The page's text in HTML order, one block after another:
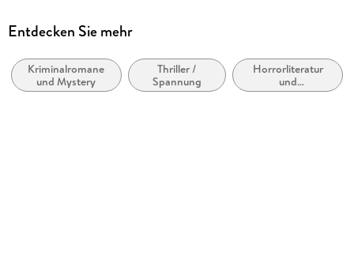
Autor/Autorin
Verlag/Hersteller
Zaubermond Verlag (E-Book)
Entdecken Sie mehr
Kriminalromane
und Mystery
Thriller /
Spannung
Horrorliteratur
und
Übernatürliches